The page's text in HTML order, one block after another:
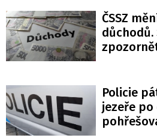
ČSSZ
důchodů.
Policie
jezeře po